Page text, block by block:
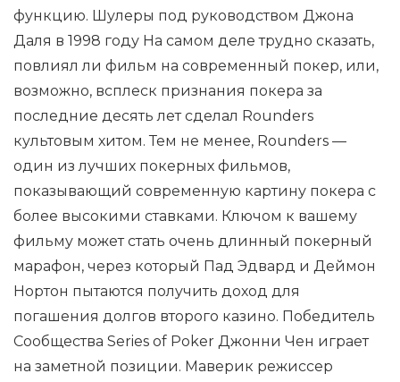
функцию. Шулеры под руководством Джона
Даля в 1998 году На самом деле трудно сказать,
повлиял ли фильм на современный покер, или,
возможно, всплеск признания покера за
последние десять лет сделал Rounders
культовым хитом. Тем не менее, Rounders —
один из лучших покерных фильмов,
показывающий современную картину покера с
более высокими ставками. Ключом к вашему
фильму может стать очень длинный покерный
марафон, через который Пад Эдвард и Деймон
Нортон пытаются получить доход для
погашения долгов второго казино. Победитель
Сообщества Series of Poker Джонни Чен играет
на заметной позиции. Маверик режиссер